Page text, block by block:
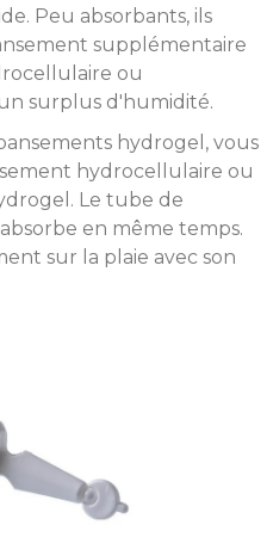
Peu absorbants, ils
supplémentaire
ou
surplus d'humidité.
hydrogel, vous
hydrocellulaire ou
Le tube de
en même temps.
sur la plaie avec son